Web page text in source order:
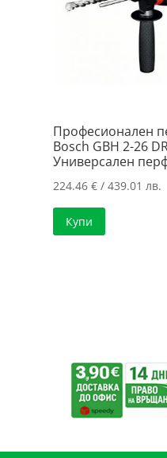
Професионален
Bosch GBH 2-26
Универсален
224.46€ / 439.01 лв.
Купи